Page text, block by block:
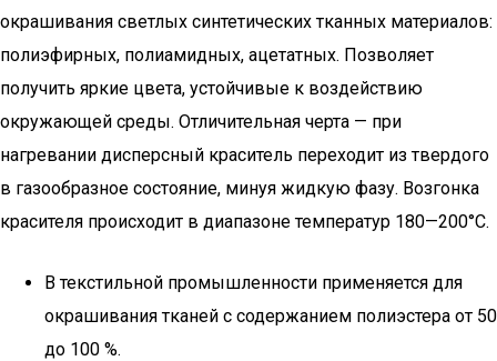
окрашивания светлых синтетических тканных материалов:
полиэфирных, полиамидных, ацетатных. Позволяет
получить яркие цвета, устойчивые к воздействию
окружающей среды. Отличительная черта — при
нагревании дисперсный краситель переходит из твердого
в газообразное состояние, минуя жидкую фазу. Возгонка
красителя происходит в диапазоне температур 180—200°С.
В текстильной промышленности применяется для
окрашивания тканей с содержанием полиэстера от 50
до 100 %.